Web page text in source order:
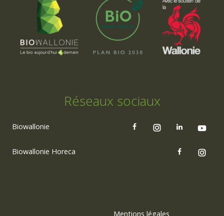
Réseaux sociaux
Biowallonie
Biowallonie Horeca
Mentions légales